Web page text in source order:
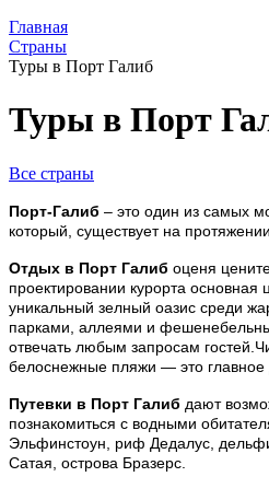
Главная
Страны
Туры в Порт Галиб
Туры в Порт
Все страны
Порт-Галиб – это один из самых
который, существует на
Отдых в Порт Галиб оценя
проектировании курорта основная
уникальный зелный оазис среди
парками, аллеями и
отвечать любым запросам
белоснежные пляжи — это главное
Путевки в Порт Галиб дают
познакомиться с водными
Эльфинстоун, риф Дедалус,
Сатая, острова Бразерс.